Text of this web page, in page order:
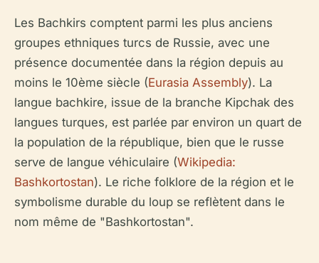
Les Bachkirs comptent parmi les plus anciens
groupes ethniques turcs de Russie, avec une
présence documentée dans la région depuis au
moins le 10ème siècle (Eurasia Assembly). La
langue bachkire, issue de la branche Kipchak des
langues turques, est parlée par environ un quart de
la population de la république, bien que le russe
serve de langue véhiculaire (Wikipedia:
Bashkortostan). Le riche folklore de la région et le
symbolisme durable du loup se reflètent dans le
nom même de "Bashkortostan".